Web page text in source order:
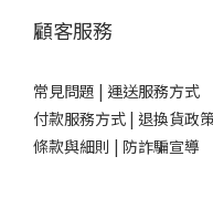
顧客服務
常見問題 | 運送服務方式
付款服務方式 | 退換貨政
條款與細則 | 防詐騙宣導